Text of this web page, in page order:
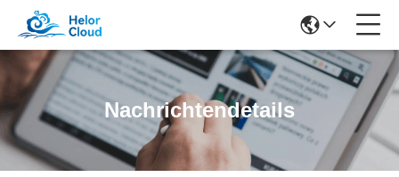
Nachrichtendetails